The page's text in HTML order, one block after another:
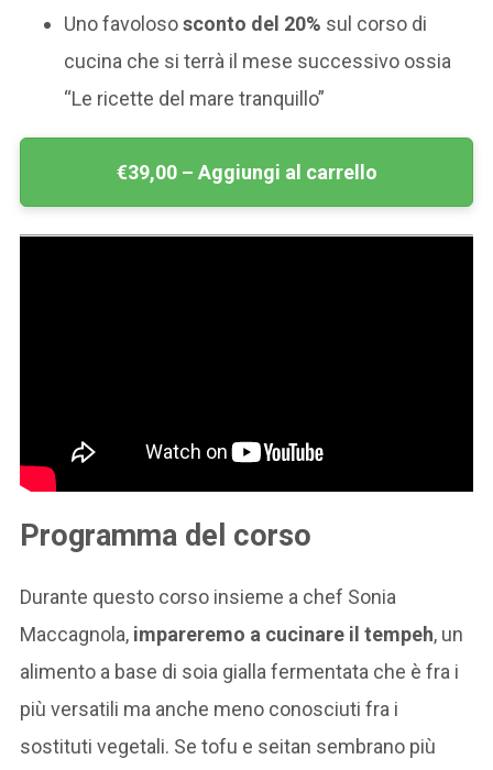
Uno favolososconto del 20% sul corso di
cucina che si terrà il mese successivo ossia
“Le ricette del mare tranquillo”
€39,00 – Aggiungi al carrello
Programma del corso
Durante questo corso insieme a chef Sonia
Maccagnola, impareremo a cucinare il tempeh, un
alimento a base di soia gialla fermentata che è fra i
più versatili ma anche meno conosciuti fra i
sostituti vegetali. Se tofu e seitan sembrano più